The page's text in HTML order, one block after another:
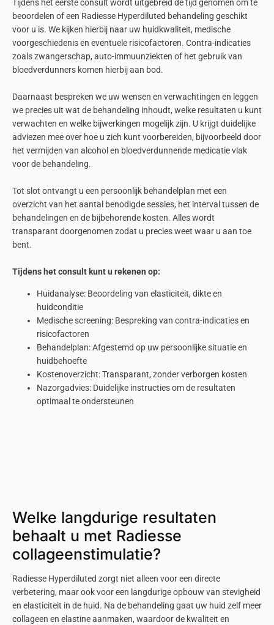
Tijdens het eerste consult wordt uitgebreid de tijd genomen om te
beoordelen of een Radiesse Hyperdiluted behandeling geschikt
voor u is. We kijken hierbij naar uw huidkwaliteit, medische
voorgeschiedenis en eventuele risicofactoren. Contra-indicaties
zoals zwangerschap, auto-immuunziekten of het gebruik van
bloedverdunners komen hierbij aan bod.
Daarnaast bespreken we uw wensen en verwachtingen en leggen
we precies uit wat de behandeling inhoudt, welke resultaten u kunt
verwachten en welke bijwerkingen mogelijk zijn. U krijgt duidelijke
adviezen mee over hoe u zich kunt voorbereiden, bijvoorbeeld door
het vermijden van alcohol en bloedverdunnende medicatie vlak
voor de behandeling.
Tot slot ontvangt u een persoonlijk behandelplan met een
overzicht van het aantal benodigde sessies, het interval tussen de
behandelingen en de bijbehorende kosten. Alles wordt
transparant doorgenomen zodat u precies weet waar u aan toe
bent.
Tijdens het consult kunt u rekenen op:
Huidanalyse: Beoordeling van elasticiteit, dikte en
huidconditie
Medische screening: Bespreking van contra-indicaties en
risicofactoren
Behandelplan: Afgestemd op uw persoonlijke situatie en
huidbehoefte
Kostenoverzicht: Transparant, zonder verborgen kosten
Nazorgadvies: Duidelijke instructies om de resultaten
optimaal te ondersteunen
Welke langdurige resultaten
behaalt u met Radiesse
collageenstimulatie?
Radiesse Hyperdiluted zorgt niet alleen voor een directe
verbetering, maar ook voor een langdurige opbouw van stevigheid
en elasticiteit in de huid. Na de behandeling gaat uw huid zelf meer
collageen en elastine aanmaken, waardoor de kwaliteit en